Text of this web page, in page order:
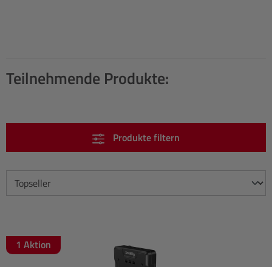
Teilnehmende Produkte:
Produkte filtern
1 Aktion